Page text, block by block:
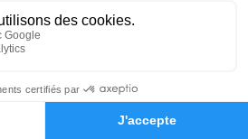
Hommages
2025 à 15h30
Rue Robert Schuman
Je rends hommage